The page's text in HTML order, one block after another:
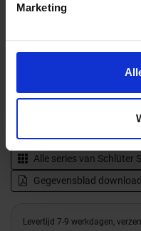
Marketing
Productinformatie
Alle series van Schlüter
Gegevensblad
Levertijd 7-9 werkdagen,